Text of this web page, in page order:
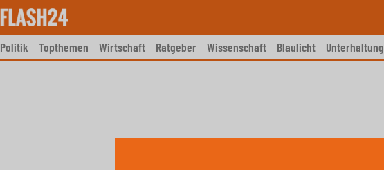
Politik Topthemen Wirtschaft Ratgeber Wissenschaft Blaulicht Unterhaltung